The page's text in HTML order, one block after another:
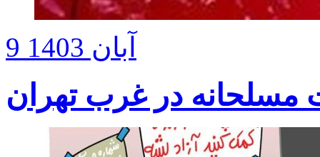
9 آبان 1403
مسلحانه در غرب تهران